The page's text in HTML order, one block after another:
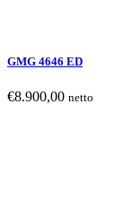
GMG 4646 ED
€8.900,00 netto